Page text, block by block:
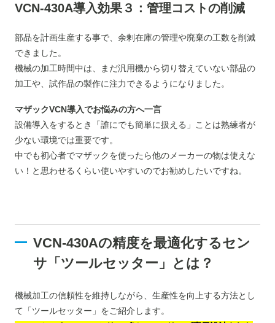
VCN-430A導入効果３：管理コストの削減
部品を計画生産する事で、余剰在庫の管理や廃棄の工数を削減
できました。
機械の加工時間中は、まだ汎用機から切り替えていない部品の
加工や、試作品の製作に注力できるようになりました。
マザックVCN導入でお悩みの方へ一言
設備導入をするとき「誰にでも簡単に扱える」ことは熟練者が
少ない環境では重要です。
中でも初心者でマザックを使ったら他のメーカーの物は使えな
い！と思わせるくらい使いやすいのでお勧めしたいですね。
VCN-430Aの精度を最適化するセン
サ「ツールセッター」とは？
機械加工の信頼性を維持しながら、生産性を向上する方法とし
て「ツールセッター」をご紹介します。